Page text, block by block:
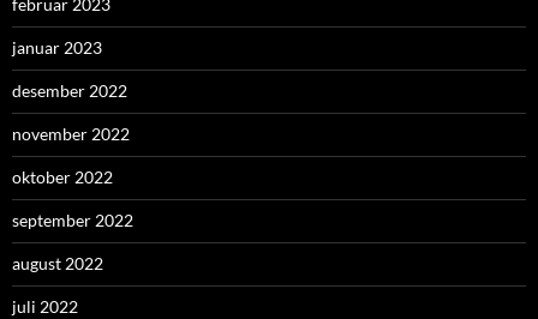
februar 2023
januar 2023
desember 2022
november 2022
oktober 2022
september 2022
august 2022
juli 2022